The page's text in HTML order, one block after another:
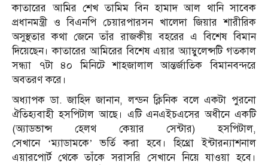
কাতারের আমির শেখ তামিম বিন হামাদ আল থানি সাবেক
প্রধানমন্ত্রী ও বিএনপি চেয়ারপারসন খালেদা জিয়ার শারীরিক
অসুস্থতার কথা জেনে তাঁর রাজকীয় বহরের এ বিশেষ বিমান
দিয়েছেন। কাতারের আমিরের বিশেষ এয়ার অ্যাম্বুলেন্সটি গতকাল
সন্ধ্যা ৭টা ৪০ মিনিটে শাহজালাল আন্তর্জাতিক বিমানবন্দরে
অবতরণ করে।
অধ্যাপক ডা. জাহিদ জানান, লন্ডন ক্লিনিক বলে একটা পুরনো
ঐতিহ্যবাহী হসপিটাল আছে। এটি এনএইচএসের অধীনে একটি
(অ্যাডভান্স হেলথ কেয়ার সেন্টার) হসপিটাল,
সেখানে ‘ম্যাডামকে’ ভর্তি করা হবে। হিথ্রো ইন্টারন্যাশনাল
এয়ারপোর্ট থেকে তাঁকে সরাসরি সেখানে নিয়ে যাওয়া হবে।